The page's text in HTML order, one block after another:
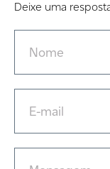
Deixe uma